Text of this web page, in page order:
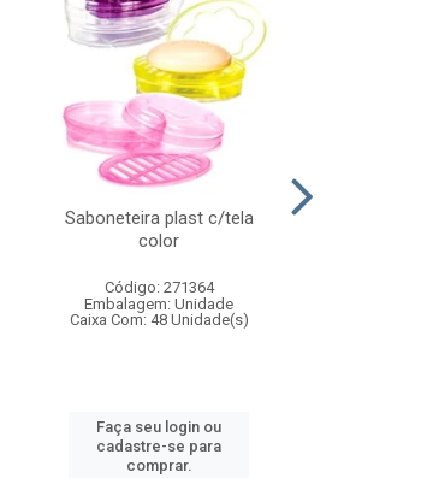
Saboneteira plast c/tela
color
Código: 271364
Embalagem: Unidade
Caixa Com: 48 Unidade(s)
Faça seu login ou
cadastre-se para
comprar.